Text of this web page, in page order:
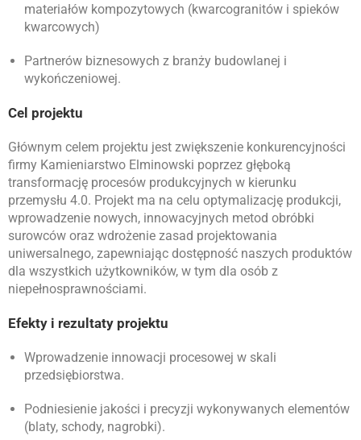
materiałów kompozytowych (kwarcogranitów i spieków
kwarcowych)
Partnerów biznesowych z branży budowlanej i
wykończeniowej.
Cel projektu
Głównym celem projektu jest zwiększenie konkurencyjności
firmy Kamieniarstwo Elminowski poprzez głęboką
transformację procesów produkcyjnych w kierunku
przemysłu 4.0. Projekt ma na celu optymalizację produkcji,
wprowadzenie nowych, innowacyjnych metod obróbki
surowców oraz wdrożenie zasad projektowania
uniwersalnego, zapewniając dostępność naszych produktów
dla wszystkich użytkowników, w tym dla osób z
niepełnosprawnościami.
Efekty i rezultaty projektu
Wprowadzenie innowacji procesowej w skali
przedsiębiorstwa.
Podniesienie jakości i precyzji wykonywanych elementów
(blaty, schody, nagrobki).